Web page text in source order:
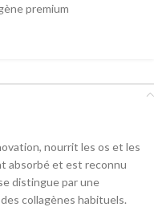
premium
nourrit les os et les
absorbé et est reconnu
distingue par une
collagènes habituels.